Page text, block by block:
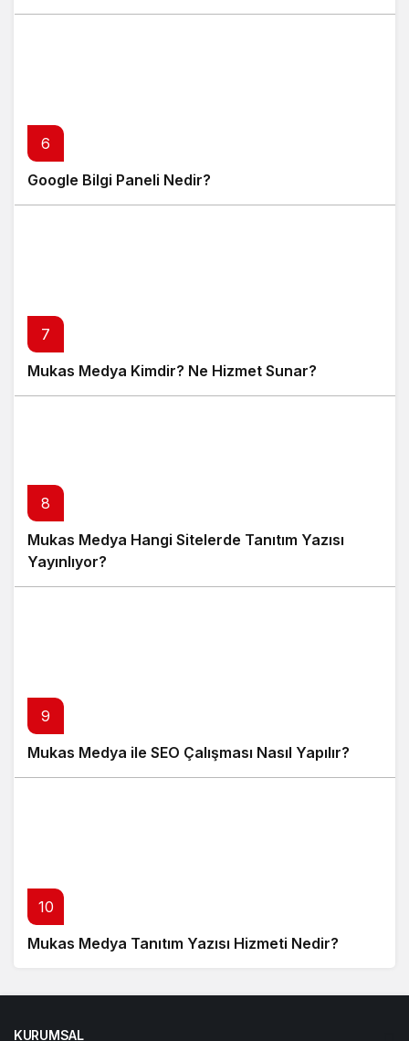
6
Google Bilgi Paneli Nedir?
7
Mukas Medya Kimdir? Ne Hizmet Sunar?
8
Mukas Medya Hangi Sitelerde Tanıtım Yazısı
Yayınlıyor?
9
Mukas Medya ile SEO Çalışması Nasıl Yapılır?
10
Mukas Medya Tanıtım Yazısı Hizmeti Nedir?
KURUMSAL